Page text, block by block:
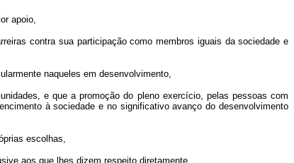
apoio,
contra sua participação como membros iguais da sociedade e
naqueles em desenvolvimento,
e que a promoção do pleno exercício, pelas pessoas com
à sociedade e no significativo avanço do desenvolvimento
escolhas,
aos que lhes dizem respeito diretamente,